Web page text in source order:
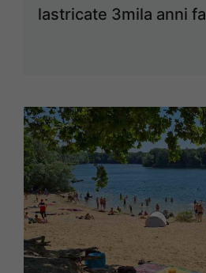
lastricate 3mila anni fa